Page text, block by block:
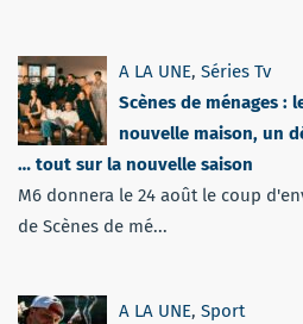
A LA UNE, Séries Tv
Scènes de ménages :
nouvelle maison, un
… tout sur la nouvelle saison
M6 donnera le 24 août le coup
de Scènes de mé...
A LA UNE, Sport